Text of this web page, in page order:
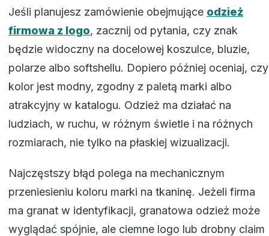
Jeśli planujesz zamówienie obejmujące odzież
firmowa z logo, zacznij od pytania, czy znak
będzie widoczny na docelowej koszulce, bluzie,
polarze albo softshellu. Dopiero później oceniaj, czy
kolor jest modny, zgodny z paletą marki albo
atrakcyjny w katalogu. Odzież ma działać na
ludziach, w ruchu, w różnym świetle i na różnych
rozmiarach, nie tylko na płaskiej wizualizacji.
Najczęstszy błąd polega na mechanicznym
przeniesieniu koloru marki na tkaninę. Jeżeli firma
ma granat w identyfikacji, granatowa odzież może
wyglądać spójnie, ale ciemne logo lub drobny claim